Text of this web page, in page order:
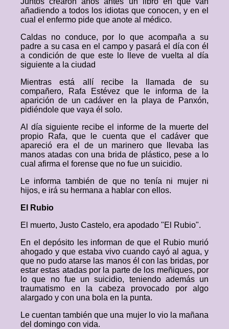
añadiendo a todos los idiotas que conocen, y en el
cual el enfermo pide que anote al médico.
Caldas no conduce, por lo que acompaña a su
padre a su casa en el campo y pasará el día con él
a condición de que este lo lleve de vuelta al día
siguiente a la ciudad
Mientras está allí recibe la llamada de su
compañero, Rafa Estévez que le informa de la
aparición de un cadáver en la playa de Panxón,
pidiéndole que vaya él solo.
Al día siguiente recibe el informe de la muerte del
propio Rafa, que le cuenta que el cadáver que
apareció era el de un marinero que llevaba las
manos atadas con una brida de plástico, pese a lo
cual afirma el forense que no fue un suicidio.
Le informa también de que no tenía ni mujer ni
hijos, e irá su hermana a hablar con ellos.
El Rubio
El muerto, Justo Castelo, era apodado "El Rubio".
En el depósito les informan de que el Rubio murió
ahogado y que estaba vivo cuando cayó al agua, y
que no pudo atarse las manos él con las bridas, por
estar estas atadas por la parte de los meñiques, por
lo que no fue un suicidio, teniendo además un
traumatismo en la cabeza provocado por algo
alargado y con una bola en la punta.
Le cuentan también que una mujer lo vio la mañana
del domingo con vida.